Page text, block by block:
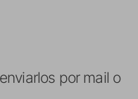
por mail o